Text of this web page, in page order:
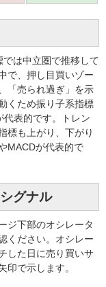
は中立圏で推移して
で、押し目買いゾー
「売られ過ぎ」を示
くため振り子系指標
代表的です。トレン
標も上がり、下がり
MACDが代表的で
グナル
ジ下部のオシレータ
ください。オシレー
した日に売り買いサ
印で示します。